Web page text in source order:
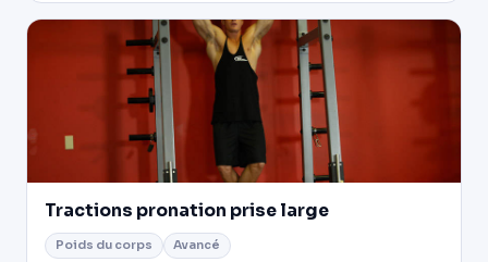
Tractions pronation prise large
Poids du corps Avancé